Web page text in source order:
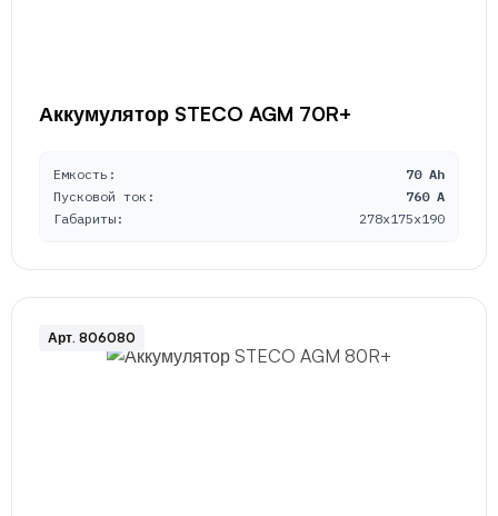
Аккумулятор STECO AGM 70R+
Емкость:
70 Ah
Пусковой ток:
760 A
Габариты:
278x175x190
Арт. 806080